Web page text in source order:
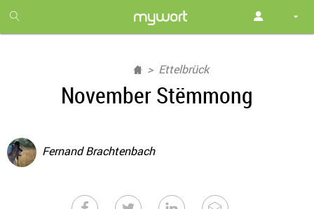
month
free
Ettelbrück
November Stëmmong
Fernand Brachtenbach